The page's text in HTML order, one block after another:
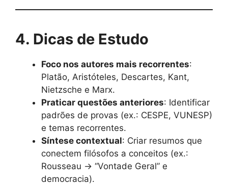
4. Dicas de Estudo
Foco nos autores mais recorrentes:
Platão, Aristóteles, Descartes, Kant,
Nietzsche e Marx.
Praticar questões anteriores: Identificar
padrões de provas (ex.: CESPE, VUNESP)
e temas recorrentes.
Síntese contextual: Criar resumos que
conectem filósofos a conceitos (ex.:
Rousseau → “Vontade Geral” e
democracia).